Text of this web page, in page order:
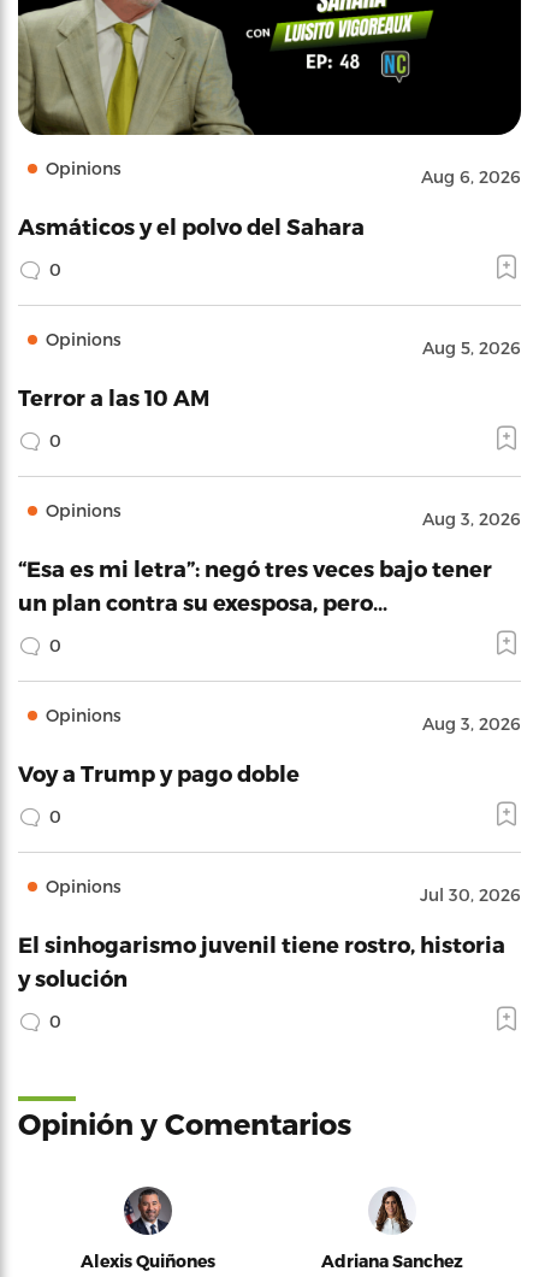
Opinions Aug 6, 2026
Asmáticos y el polvo del Sahara
0
Opinions Aug 5, 2026
Terror a las 10 AM
0
Opinions Aug 3, 2026
“Esa es mi letra”: negó tres veces bajo tener
un plan contra su exesposa, pero…
0
Opinions Aug 3, 2026
Voy a Trump y pago doble
0
Opinions Jul 30, 2026
El sinhogarismo juvenil tiene rostro, historia
y solución
0
Opinión y Comentarios
Alexis Quiñones Adriana Sanchez